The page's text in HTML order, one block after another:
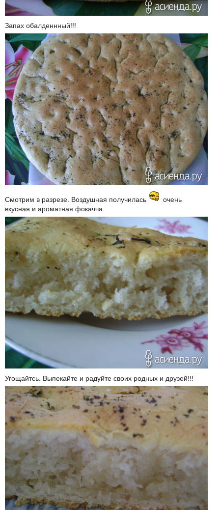
Запах обалденнный!!!
Смотрим в разрезе. Воздушная получилась
очень
вкусная и ароматная фокачча
Угощайтсь. Выпекайте и радуйте своих родных и друзей!!!